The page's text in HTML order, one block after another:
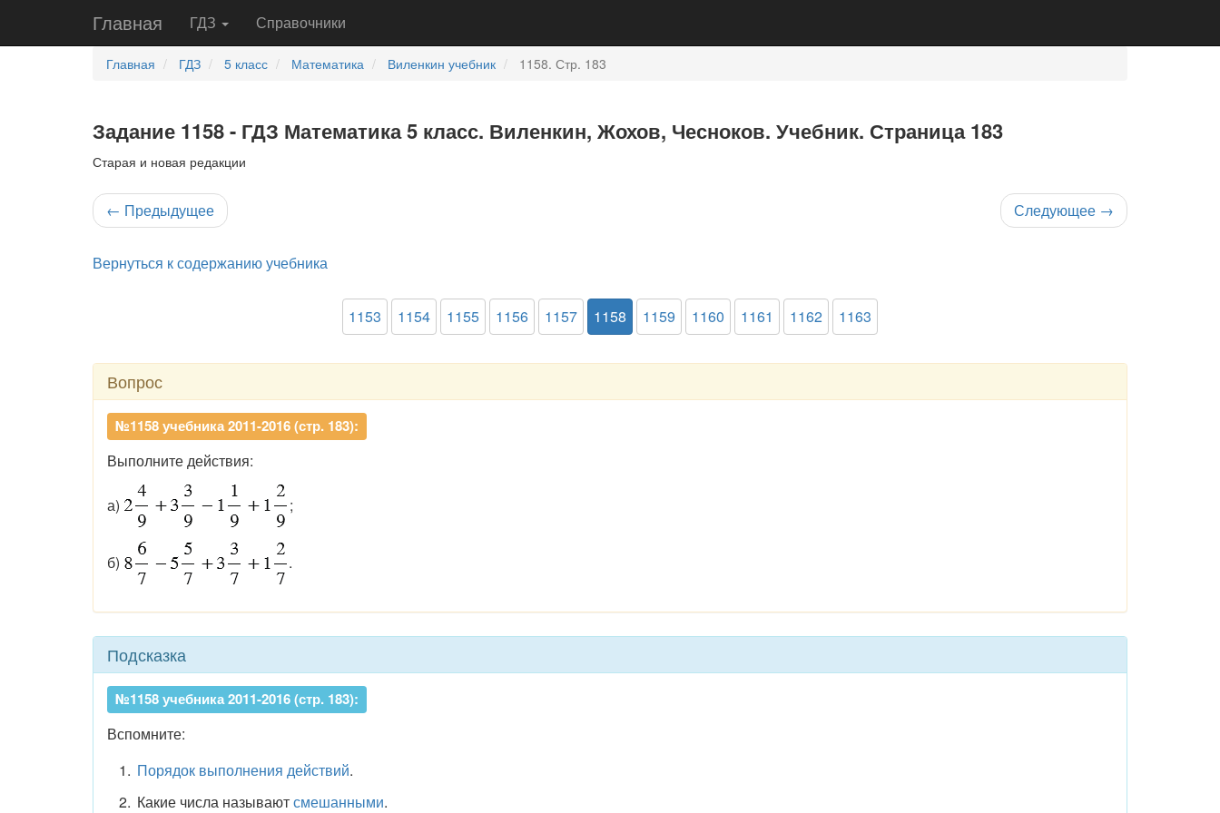
Главная ГДЗ Справочники
Главная ГДЗ 5 класс Математика Виленкин учебник 1158. Стр. 183
Задание 1158 - ГДЗ Математика 5 класс. Виленкин, Жохов, Чесноков. Учебник. Страница 183
Старая и новая редакции
← Предыдущее Следующее →
Вернуться к содержанию учебника
1153 1154 1155 1156 1157 1158 1159 1160 1161 1162 1163
Вопрос
№1158 учебника 2011-2016 (стр. 183):
Выполните действия:
а) ;
б) .
Подсказка
№1158 учебника 2011-2016 (стр. 183):
Вспомните:
Порядок выполнения действий.
Какие числа называютсмешанными.